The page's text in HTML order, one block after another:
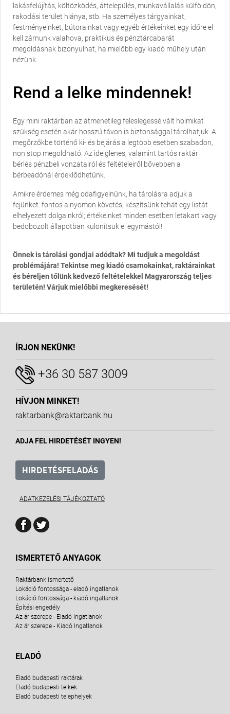
lakásfelújítás, költözködés, áttelepülés, munkavállalás külföldön,
rakodási terület hiánya, stb. Ha személyes tárgyainkat,
festményeinket, bútorainkat vagy egyéb értékeinket egy időre el
kell zárnunk valahova, praktikus és pénztárcabarát
megoldásnak bizonyulhat, ha mielőbb egy kiadó műhely után
nézünk.
Rend a lelke mindennek!
Egy mini raktárban az átmenetileg feleslegessé vált holmikat
szükség esetén akár hosszú távon is biztonsággal tárolhatjuk. A
megőrzőkbe történő ki- és bejárás a legtöbb esetben szabadon,
non stop megoldható. Az ideiglenes, valamint tartós raktár
bérlés pénzbeli vonzatairól és feltételeiről bővebben a
bérbeadónál érdeklődhetünk.
Amikre érdemes még odafigyelnünk, ha tárolásra adjuk a
fejünket: fontos a nyomon követés, készítsünk tehát egy listát
elhelyezett dolgainkról; értékeinket minden esetben letakart vagy
bedobozolt állapotban különítsük el egymástól!
Önnek is tárolási gondjai adódtak? Mi tudjuk a megoldást
problémájára! Tekintse meg kiadó csarnokainkat, raktárainkat
és béreljen tőlünk kedvező feltételekkel Magyarország teljes
területén! Várjuk mielőbbi megkeresését!
ÍRJON NEKÜNK!
+36 30 587 3009
HÍVJON MINKET!
raktarbank@raktarbank.hu
ADJA FEL HIRDETÉSÉT INGYEN!
HIRDETÉSFELADÁS
ADATKEZELÉSI TÁJÉKOZTATÓ
ISMERTETŐ ANYAGOK
Raktárbank ismertető
Lokáció fontossága - eladó ingatlanok
Lokáció fontossága - kiadó ingatlanok
Építési engedély
Az ár szerepe - Eladó Ingatlanok
Az ár szerepe - Kiadó Ingatlanok
ELADÓ
Eladó budapesti raktárak
Eladó budapesti telkek
Eladó budapesti telephelyek